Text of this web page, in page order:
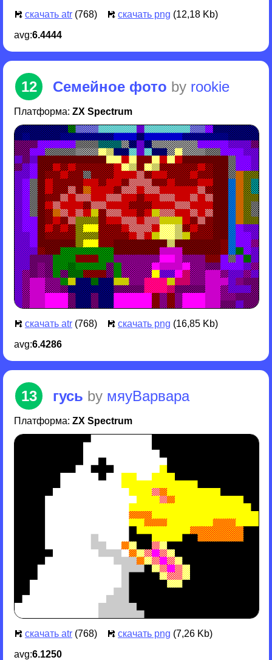
скачать atr (768) скачать png (12,18 Kb)
avg:6.4444
12 Семейное фото by rookie
Платформа: ZX Spectrum
скачать atr (768) скачать png (16,85 Kb)
avg:6.4286
13 гусь by мяуВарвара
Платформа: ZX Spectrum
скачать atr (768) скачать png (7,26 Kb)
avg:6.1250